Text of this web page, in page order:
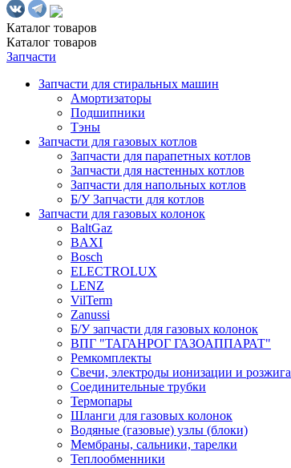
Каталог товаров
Каталог товаров
Запчасти
Запчасти для стиральных машин
Амортизаторы
Подшипники
Тэны
Запчасти для газовых котлов
Запчасти для парапетных котлов
Запчасти для настенных котлов
Запчасти для напольных котлов
Б/У Запчасти для котлов
Запчасти для газовых колонок
BaltGaz
BAXI
Bosch
ELECTROLUX
LENZ
VilTerm
Zanussi
Б/У запчасти для газовых колонок
ВПГ "ТАГАНРОГ ГАЗОАППАРАТ"
Ремкомплекты
Свечи, электроды ионизации и розжига
Соединительные трубки
Термопары
Шланги для газовых колонок
Водяные (газовые) узлы (блоки)
Мембраны, сальники, тарелки
Теплообменники